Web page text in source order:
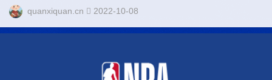
Leap”）今天宣布，它已籌集了由Temasek領導的D系列股權...
quanxiquan.cn 2022-10-08